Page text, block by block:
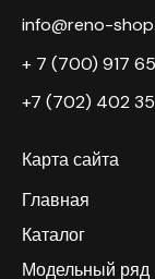
info@reno-
+ 7 (700) 917
+7 (702) 402
Карта сайта
Главная
Каталог
Модельный ряд